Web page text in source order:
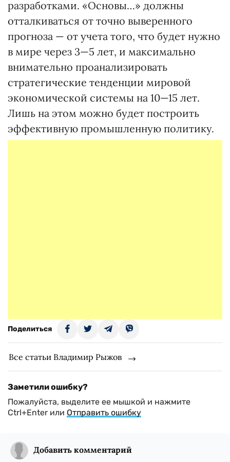
разработками. «Основы…» должны
отталкиваться от точно выверенного
прогноза — от учета того, что будет нужно
в мире через 3—5 лет, и максимально
внимательно проанализировать
стратегические тенденции мировой
экономической системы на 10—15 лет.
Лишь на этом можно будет построить
эффективную промышленную политику.
Поделиться
Все статьи Владимир Рыжов
Заметили ошибку?
Пожалуйста, выделите ее мышкой и нажмите
Ctrl+Enter или Отправить ошибку
Добавить комментарий